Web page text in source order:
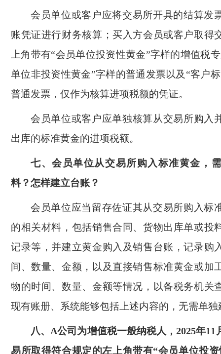
会员单位或客户应将交易所开具的结算发
账凭证进行财务核算；买入方会员或客户取得
上角带有“会员单位投资性黄金”字样的增值税
单位非投资性黄金”字样的普通发票以及“客户
普通发票，仅作为核算进项税额的凭证。
会员单位或客户应单独核算从交易所购入
出库的标准黄金的进项税额。
七、会员单位从交易所购入标准黄金，
料？怎样建立台账？
会员单位应当留存佐证其从交易所购入标
的相关材料，包括销售合同、货物出库单或投
记录等，并建立黄金购入及销售台账，记录购
间、数量、金额，以及直接销售标准黄金或加
物的时间、数量、金额等情况，以备税务机关
现有账册、系统能够包括上述内容的，无需单独
八、A公司为增值税一般纳税人，2025年11
易所取得符合规定的左上角带有“会员单位投